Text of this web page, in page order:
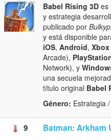
Babel Rising 3D es
y estrategia
publicado por
y está disponible
iOS, Android, Xbox
Arcade),
Network), y
una secuela
título original Babel
Género: Estrategia
9 Batman: Arkham